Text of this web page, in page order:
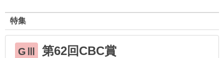
特集
GⅢ 第62回CBC賞